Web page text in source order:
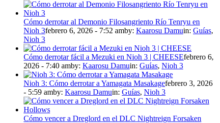
Cómo derrotar al Demonio Filosangriento Río Tenryu en
Nioh 3febrero 6, 2026 - 7:52 amby: Kaarosu Damuin: Guías,
Nioh 3
Cómo derrotar fácil a Mezuki en Nioh 3 | CHEESEfebrero 6,
2026 - 7:40 amby: Kaarosu Damuin: Guías, Nioh 3
Nioh 3: Cómo derrotar a Yamagata Masakagefebrero 3, 2026
- 5:59 amby: Kaarosu Damuin: Guías, Nioh 3
Cómo vencer a Dreglord en el DLC Nightreign Forsaken